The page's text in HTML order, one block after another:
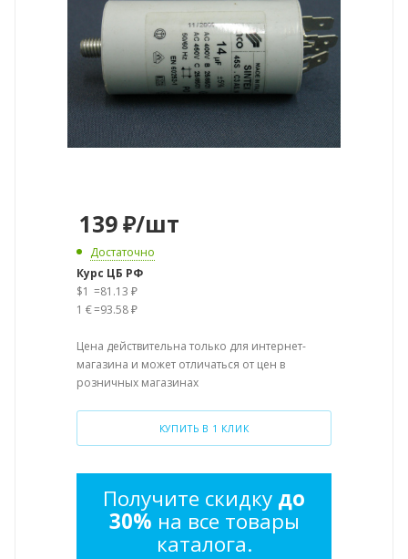
139₽/шт
Достаточно
Курс ЦБ РФ
$1 =81.13 ₽
1 €=93.58 ₽
Цена действительна только для интернет-
магазина и может отличаться от цен в
розничных магазинах
КУПИТЬ В 1 КЛИК
Получите скидку до
30% на все товары
каталога.